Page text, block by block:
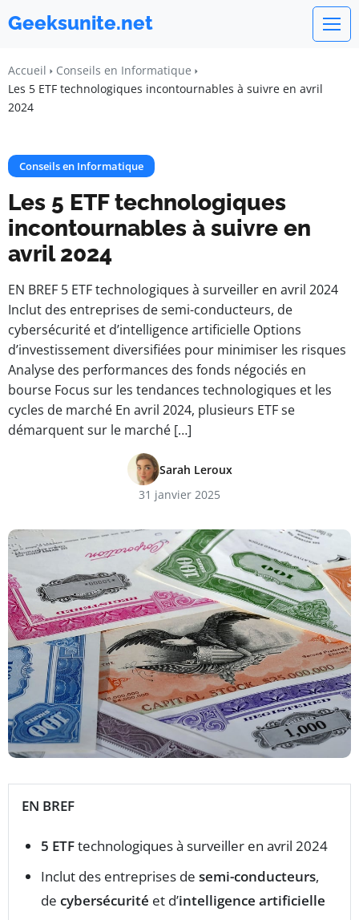
Geeksunite.net
Accueil
Conseils en Informatique
Les 5 ETF technologiques incontournables à suivre en avril
2024
Conseils en Informatique
Les 5 ETF technologiques
incontournables à suivre en
avril 2024
EN BREF 5 ETF technologiques à surveiller en avril 2024
Inclut des entreprises de semi-conducteurs, de
cybersécurité et d’intelligence artificielle Options
d’investissement diversifiées pour minimiser les risques
Analyse des performances des fonds négociés en
bourse Focus sur les tendances technologiques et les
cycles de marché En avril 2024, plusieurs ETF se
démarquent sur le marché […]
Sarah Leroux
31 janvier 2025
EN BREF
5 ETFtechnologiques à surveiller en avril 2024
Inclut des entreprises de semi-conducteurs,
de cybersécurité et d’intelligence artificielle